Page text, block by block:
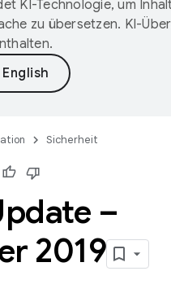
KI-Technologie, um
zu übersetzen. KI-
Sicherheit
–
2019